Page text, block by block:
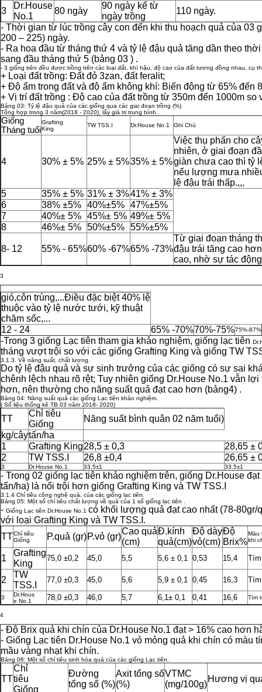
3
Dr.House
No.1
80 ngày
90 ngày kể từ
ngày trồng
110 ngày.
- Thời gian từ lúc trồng cây con đến khi thu hoạch quả của 03
200 – 225) ngày.
- Ra hoa đầu từ tháng thứ 4 và tỷ lệ đậu quả tăng dần theo
sang đầu tháng thứ 5 (bảng 03 ) .
- 3 giống trên đều được trồng trên các loại đất, khí hậu, độ cao của đất tương đồng nhau, cụ
+ Loại đất trồng: Đất đỏ 3zan, đất feralit;
+ Độ ẩm trong đất và độ ẩm không khí: Biến động từ 65% đến
+ Vị trí đất trồng : Độ cao của đất trồng từ 350m đến 1000m
Bảng 03: Tỷ lệ đậu quả của các giống qua các giai đoạn trồng (%)
Tổng hợp trong 3 năm(2018 - 2020), lấy giá trị trung bình .
Giống
Tháng tuổi
Grafting
King
TW TSS.I Dr.House No.1 Ghi Chú
4 30% ± 5% 25% ± 5%35% ± 5%
Việc thụ phấn cho
nhiên, ở giai đoạn
giàn chưa cao thì tỷ
nếu lượng mưa
lệ đậu trái thấp.,,,
5
35% ± 5% 31% ± 3%41% ± 3%
6
38% ±5% 40%±5% 47%±5%
7
40%± 5% 45%± 5% 49%± 5%
8
46%± 5% 50%±5% 55%±5%
8- 12 55% - 65%60% -67%65% -73%
Từ giai đoạn tháng
đậu trái tăng cao
cao, nhờ sự tác
3
gió,côn trùng,...Điều đặc biệt 40% lệ
thuộc vào tỷ lệ nước tưới, kỹ thuật
chăm sốc,...
12 - 24
65% -70%70%-75%75%-87%
-Trong 3 giống Lạc tiên tham gia khảo nghiệm, giống lạc tiên
tháng vượt trội so với các giống Grafting King và giống TW
3.1.3. Về năng suất, chất lượng.
Do tỷ lệ đậu quả và sự sinh trưởng của các giống có sự sai
chênh lệch nhau rõ rệt; Tuy nhiên giống Dr.House No.1 vẫn
hơn, nên thường cho năng suất quả đạt cao hơn (bảng4) .
Bảng 04: Năng suất quả các giống Lạc tiên khảo nghiệm.
( Số liệu thống kê TB 03 năm 2018- 2020)
TT
Chỉ tiêu
Giống
Năng suất bình quân 02 năm tuổi)
kg/câytấn/ha
1
Grafting King28,5 ± 0,3
28,65 ±
2
TW TSS.I 26,8 ±0,4 26,65 ±
3 Dr.House No.1 33,5±1 33.5±1
- Trong 02 giống lạc tiên khảo nghiệm trên, giống Dr.House
tấn/ha) là nổi trội hơn giống Grafting King và TW TSS.I
3.1.4 Chỉ tiêu công nghệ quả, của các giống lạc tiên.
Bảng 05: Một số chỉ tiêu chất lượng về quả của 1 số giống lạc tiên .
- Giống Lạc tiên Dr.House No.1 có khối lượng quả đạt cao nhất (78-
với loại Grafting King và TW TSS.I.
TTChỉ tiêu
Giống
P.quả (gr)P.vỏ (gr)
Cao quả
(cm)
Đ.kính
quả(cm)
Độ dày
vỏ(cm)
Độ
Brix%
Màu
khi
1
Grafting
King
75,0 ±0,2 45,0 5,5 5,6 ± 0,1 0,53 15,4
2
TW
TSS.I
77,0 ±0,3 45,0 5,6 5,9 ± 0,1 0,45 16,3 Tím
3
Dr.Hous
e No.1
78,0 ±0,3 46,0 5,7 6,1± 0,1 0,41 16,6 Tím
4
- Độ Brix quả khi chín của Dr.House No.1 đạt > 16% cao hơn
- Giống Lạc tiên Dr.House No.1 vỏ mỏng quả khi chín có màu
mầu vàng nhạt khi chín.
Bảng 06: Một số chỉ tiêu sinh hóa quả của các giống Lạc tiên.
TT
Chỉ
tiêu
Giống
Đường
tổng số (%)
Axit tổng số
(%)
VTMC
(mg/100g)
Hương vị